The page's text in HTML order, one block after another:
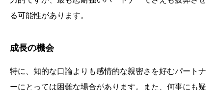
る可能性があります。
成長の機会
特に、知的な口論よりも感情的な親密さを好むパートナ
ーにとっては困難な場合があります。また、何事にも疑